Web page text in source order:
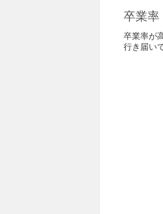
卒業率
卒業率が
行き届い